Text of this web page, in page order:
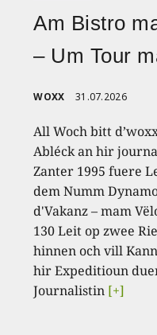
Am Bistro
– Um Tour
WOXX 31.07.2026
All Woch bitt
Abléck an hir
Zanter 1995 fuere
dem Numm
d'Vakanz – mam
130 Leit op zwee
hinnen och vill
hir Expeditioun
Journalistin [+]